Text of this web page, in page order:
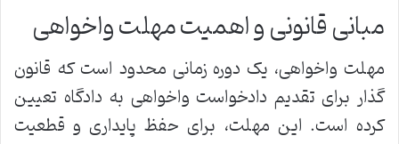
مبانی قانونی و اهمیت مهلت واخواهی
مهلت واخواهی، یک دوره زمانی محدود است که قانون
گذار برای تقدیم دادخواست واخواهی به دادگاه تعیین
کرده است. این مهلت، برای حفظ پایداری و قطعیت